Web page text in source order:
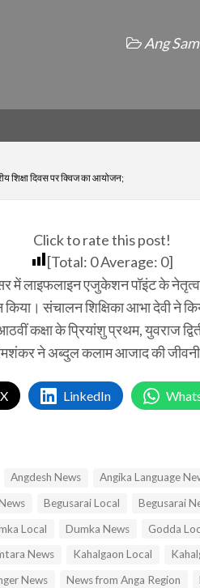
Ang
शिक्षा दिवस पर क्विज का आयोजन;
Click to rate this post!
[Total: 0Average: 0]
में लाइफलाइन एजुकेशन पॉइंट के नेतृत्व
संचालन शिक्षिका आभा देवी ने
कक्षा के प्रियांशु प्रथम, युवराज
ने अब्दुल कलाम आजाद की जीवनी
LinkedIn
Angdesh News Angika Language
Begusarai Local Begusarai
Local Dumka News Godda
News Kahalgaon Local
News News from Anga Region